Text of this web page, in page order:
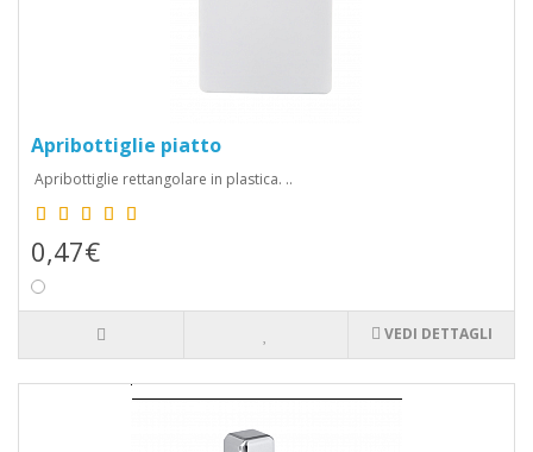
Apribottiglie piatto
Apribottiglie rettangolare in plastica. ..
0,47€
VEDI DETTAGLI